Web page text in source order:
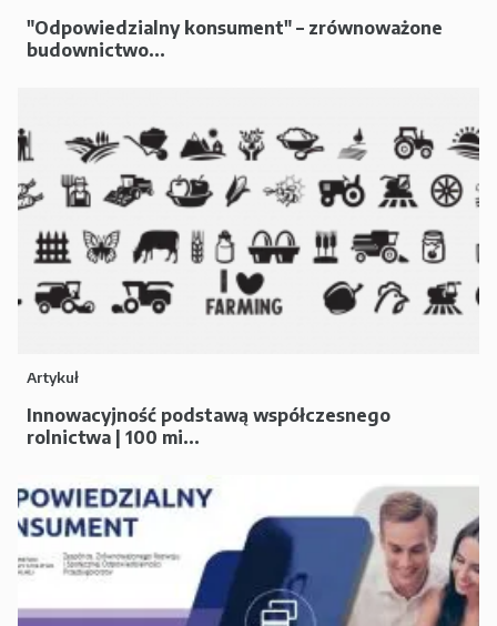
"Odpowiedzialny konsument" – zrównoważone
budownictwo...
Artykuł
Innowacyjność podstawą współczesnego
rolnictwa | 100 mi...